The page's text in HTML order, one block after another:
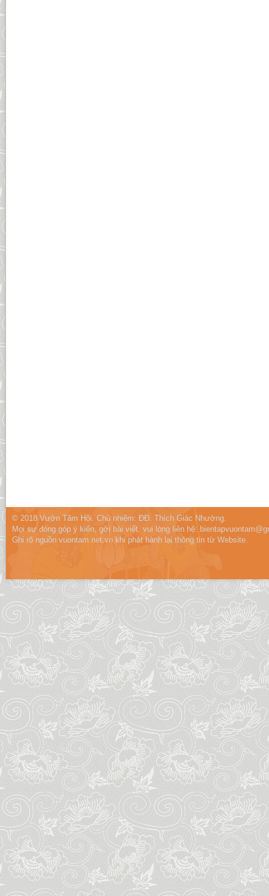
© 2018 Vườn Tâm Hội. Chủ nhiệm: ĐĐ. Thích Giác Nhường.
Mọi sự đóng góp ý kiến, gởi bài viết, vui lòng liên hệ:
Ghi rõ nguồn vuontam.net.vn khi phát hành lại thông tin từ Website.